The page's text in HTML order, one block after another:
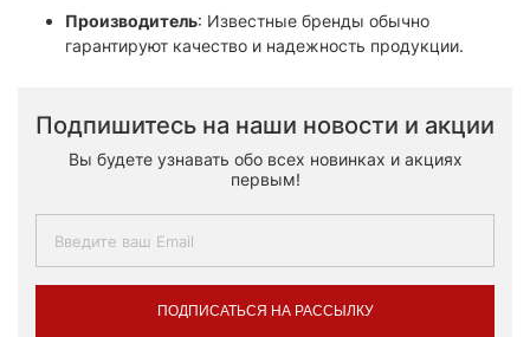
Производитель: Известные бренды обычно
гарантируют качество и надежность продукции.
Подпишитесь на наши новости и акции
Вы будете узнавать обо всех новинках и акциях
первым!
ПОДПИСАТЬСЯ НА РАССЫЛКУ